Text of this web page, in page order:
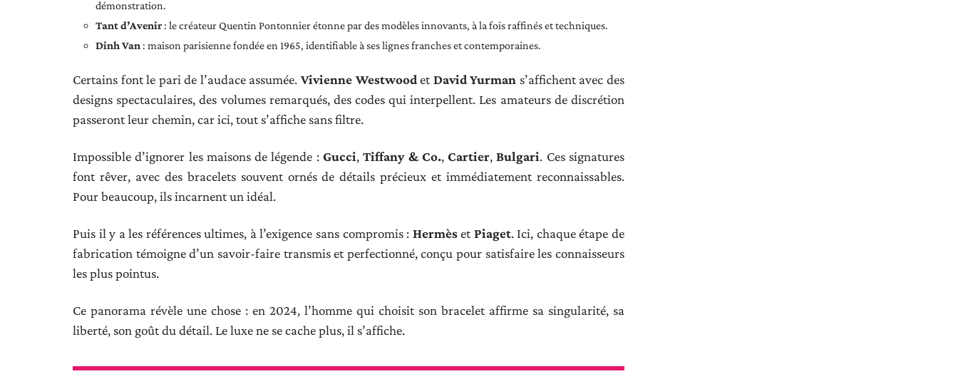
démonstration.
Tant d’Avenir : le créateur Quentin Pontonnier étonne par des modèles innovants, à la fois raffinés et techniques.
Dinh Van : maison parisienne fondée en 1965, identifiable à ses lignes franches et contemporaines.
Certains font le pari de l’audace assumée. Vivienne WestwoodetDavid Yurman s’affichent avec des
designs spectaculaires, des volumes remarqués, des codes qui interpellent. Les amateurs de discrétion
passeront leur chemin, car ici, tout s’affiche sans filtre.
Impossible d’ignorer les maisons de légende : Gucci,Tiffany & Co.,Cartier,Bulgari. Ces signatures
font rêver, avec des bracelets souvent ornés de détails précieux et immédiatement reconnaissables.
Pour beaucoup, ils incarnent un idéal.
Puis il y a les références ultimes, à l’exigence sans compromis : HermèsetPiaget. Ici, chaque étape de
fabrication témoigne d’un savoir-faire transmis et perfectionné, conçu pour satisfaire les connaisseurs
les plus pointus.
Ce panorama révèle une chose : en 2024, l’homme qui choisit son bracelet affirme sa singularité, sa
liberté, son goût du détail. Le luxe ne se cache plus, il s’affiche.